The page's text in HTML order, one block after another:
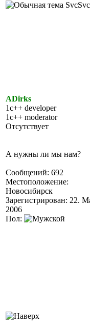
ADirks
1c++ developer
1c++ moderator
Отсутствует
А нужны ли мы нам?
Сообщений: 692
Местоположение:
Новосибирск
Зарегистрирован: 22.
2006
Пол: